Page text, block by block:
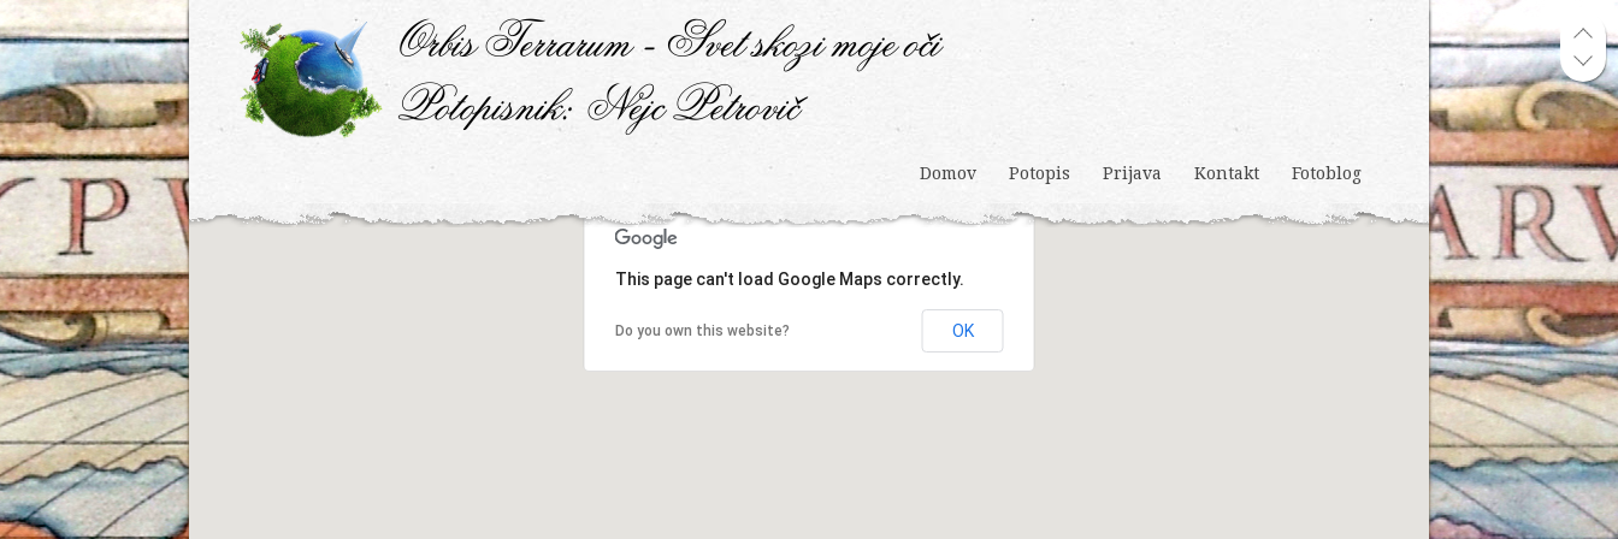
Domov Potopis Prijava Kontakt Fotoblog
This page can't load Google Maps correctly.
Do you own this website? OK